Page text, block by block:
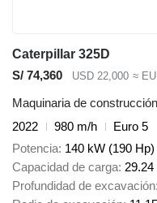
Caterpillar 325D
S/ 74,360
USD 22,000 ≈
Maquinaria de
2022
980 m/h
Euro 5
Potencia 140 kW (190 Hp)
Capacidad de carga 29.24
Profundidad de excavación